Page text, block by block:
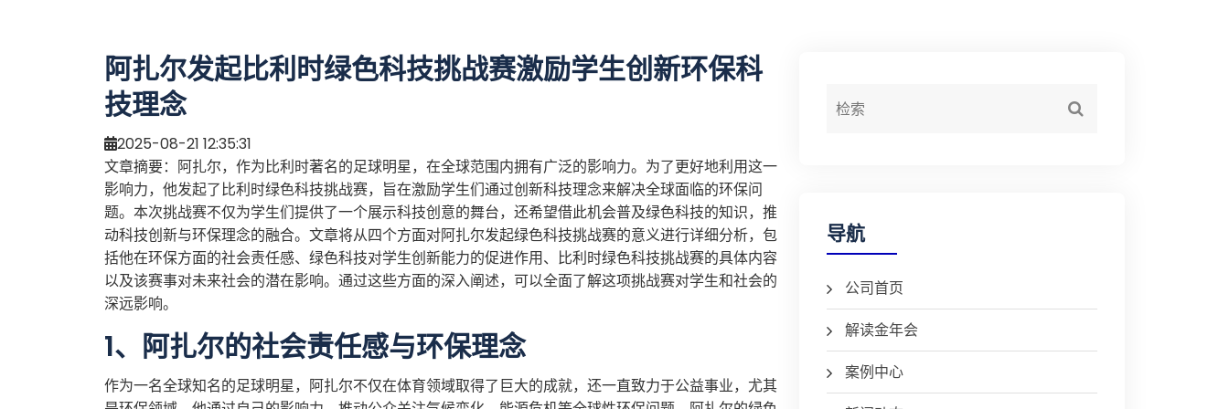
阿扎尔发起比利时绿色科技挑战赛激励学生创新环保科
技理念
2025-08-21 12:35:31
文章摘要：阿扎尔，作为比利时著名的足球明星，在全球范围内拥有广泛的影响力。为了更好地利用这一
影响力，他发起了比利时绿色科技挑战赛，旨在激励学生们通过创新科技理念来解决全球面临的环保问
题。本次挑战赛不仅为学生们提供了一个展示科技创意的舞台，还希望借此机会普及绿色科技的知识，推
动科技创新与环保理念的融合。文章将从四个方面对阿扎尔发起绿色科技挑战赛的意义进行详细分析，包
括他在环保方面的社会责任感、绿色科技对学生创新能力的促进作用、比利时绿色科技挑战赛的具体内容
以及该赛事对未来社会的潜在影响。通过这些方面的深入阐述，可以全面了解这项挑战赛对学生和社会的
深远影响。
1、阿扎尔的社会责任感与环保理念
作为一名全球知名的足球明星，阿扎尔不仅在体育领域取得了巨大的成就，还一直致力于公益事业，尤其
导航
公司首页
解读金年会
案例中心